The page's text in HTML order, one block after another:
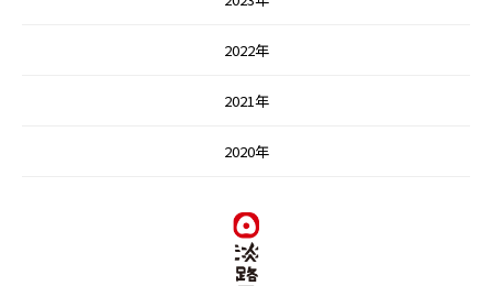
2022年
2021年
2020年